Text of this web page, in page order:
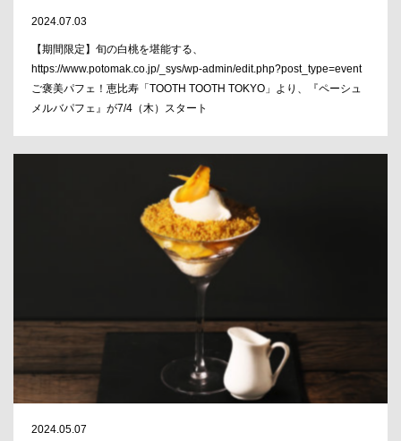
2024.07.03
【期間限定】旬の白桃を堪能する、
https://www.potomak.co.jp/_sys/wp-admin/edit.php?post_type=event
ご褒美パフェ！恵比寿「TOOTH TOOTH TOKYO」より、『ペーシュ
メルバパフェ』が7/4（木）スタート
2024.05.07